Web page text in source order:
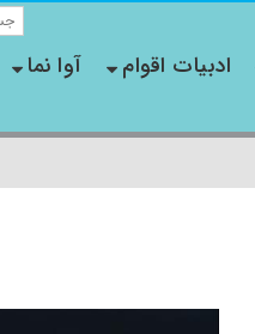
ادبیات اقوام آوا نما